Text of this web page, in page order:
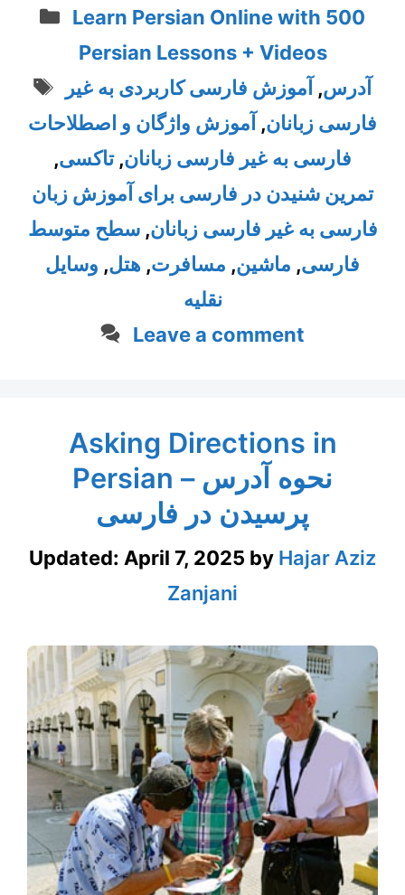
Categories
Learn Persian Online with 500
Persian Lessons + Videos
Tags
آدرس, آموزش فارسی کاربردی به غیر
فارسی زبانان, آموزش واژگان و اصطلاحات
فارسی به غیر فارسی زبانان,تاکسی,
تمرین شنیدن در فارسی برای آموزش زبان
فارسی به غیر فارسی زبانان,سطح متوسط
فارسی, ماشین, مسافرت, هتل, وسایل
نقلیه
Leave a comment
Asking Directions in
Persian – نحوه آدرس
پرسیدن در فارسی
Updated: April 7, 2025 by Hajar Aziz
Zanjani